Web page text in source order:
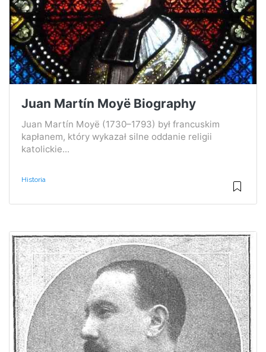
Juan Martín Moyë Biography
Juan Martín Moyë (1730–1793) był francuskim
kapłanem, który wykazał silne oddanie religii
katolickie...
Historia